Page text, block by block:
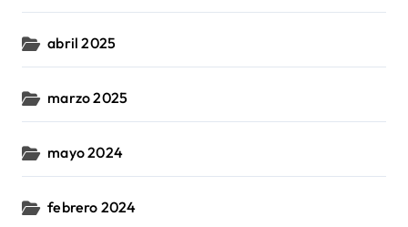
abril 2025
marzo 2025
mayo 2024
febrero 2024